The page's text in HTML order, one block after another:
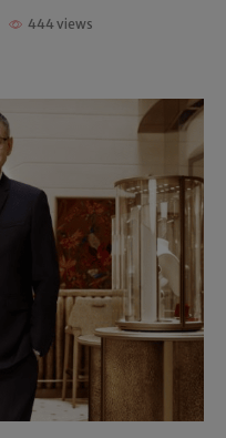
444 views